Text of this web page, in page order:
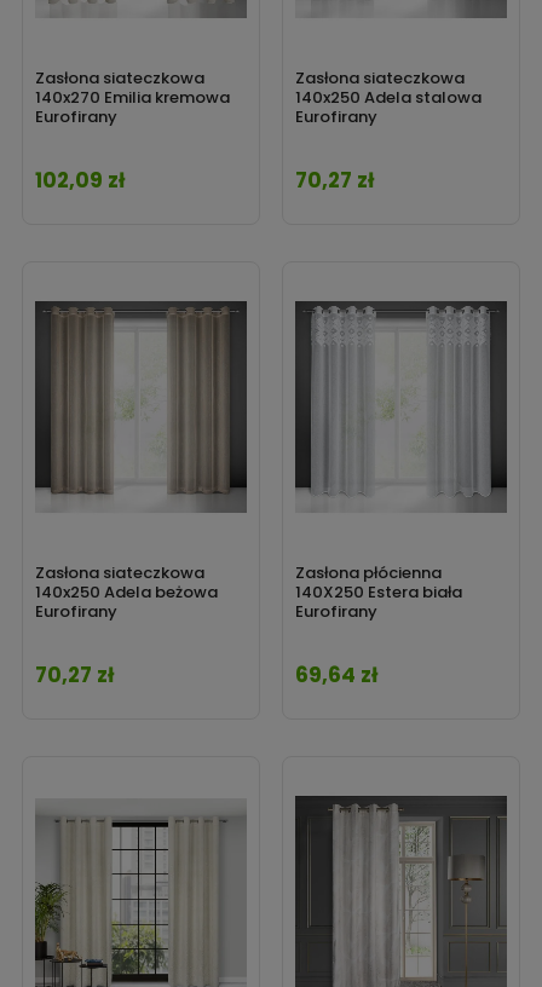
Zasłona siateczkowa
140x270 Emilia kremowa
Eurofirany
Cena
102,09 zł
Zasłona siateczkowa
140x250 Adela stalowa
Eurofirany
Cena
70,27 zł
Zasłona siateczkowa
140x250 Adela beżowa
Eurofirany
Cena
70,27 zł
Zasłona płócienna
140X250 Estera biała
Eurofirany
Cena
69,64 zł